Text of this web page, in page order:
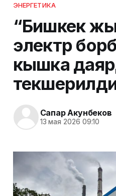
ЭНЕРГЕТИКА
“Бишкек
электр
кышка
Сапар Акунбеков
13 мая 2026 09:10